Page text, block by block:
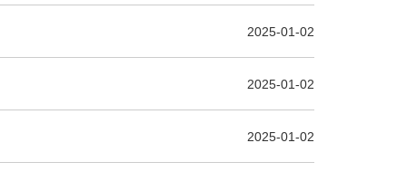
2025-01-02
2025-01-02
2025-01-02